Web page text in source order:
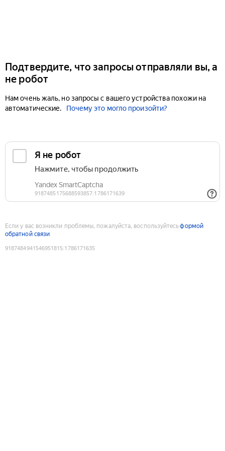
Подтвердите, что запросы отправляли вы, а
не робот
Нам очень жаль, но запросы с вашего устройства похожи на
автоматические.
Почему это могло произойти?
Если у вас возникли проблемы, пожалуйста, воспользуйтесьформой
обратной связи
9187484941546951815:1786171635